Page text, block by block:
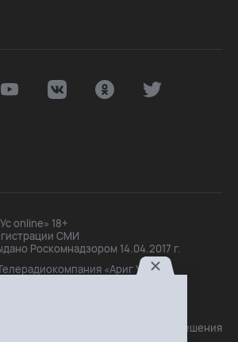
online» 18+
СМИ
Роскомнадзором 14.04.2017 г.
«Ариг Ус»,
Маханова О.Б.
30-14,
только с письменного разрешения